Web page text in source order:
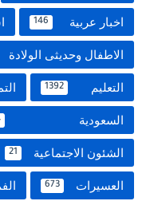
اخبار عربية 146
الاطفال وحديثى الولادة
التعليم 1392
السعودية
الشئون الاجتماعية 21
العسيرات 673